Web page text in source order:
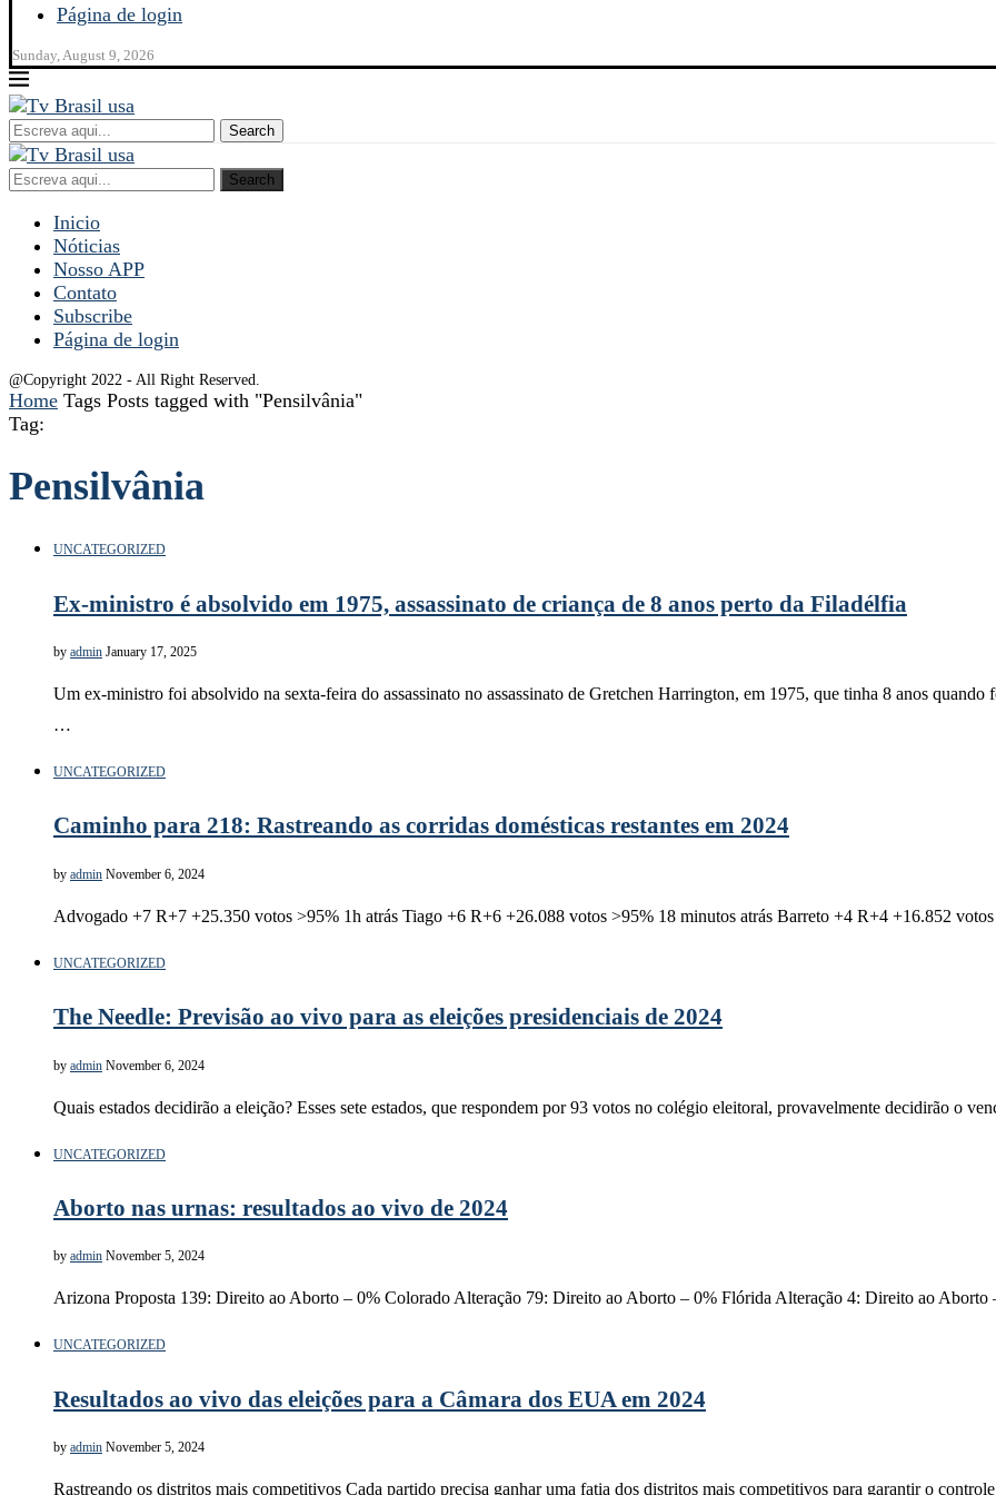
Página de login
Sunday, August 9, 2026
Search
Search
Inicio
Nóticias
Nosso APP
Contato
Subscribe
Página de login
@Copyright 2022 - All Right Reserved.
Home Tags Posts tagged with "Pensilvânia"
Tag:
Pensilvânia
UNCATEGORIZED
Ex-ministro é absolvido em 1975, assassinato de criança de 8 anos perto da Filadélfia
by admin January 17, 2025
Um ex-ministro foi absolvido na sexta-feira do assassinato no assassinato de Gretchen Harrington, em 1975, que tinha 8 anos
…
UNCATEGORIZED
Caminho para 218: Rastreando as corridas domésticas restantes em 2024
by admin November 6, 2024
Advogado +7 R+7 +25.350 votos >95% 1h atrás Tiago +6 R+6 +26.088 votos >95% 18 minutos atrás Barreto +4 R+4 +16.852
UNCATEGORIZED
The Needle: Previsão ao vivo para as eleições presidenciais de 2024
by admin November 6, 2024
Quais estados decidirão a eleição? Esses sete estados, que respondem por 93 votos no colégio eleitoral, provavelmente decidirão o
UNCATEGORIZED
Aborto nas urnas: resultados ao vivo de 2024
by admin November 5, 2024
Arizona Proposta 139: Direito ao Aborto – 0% Colorado Alteração 79: Direito ao Aborto – 0% Flórida Alteração 4: Direito ao
UNCATEGORIZED
Resultados ao vivo das eleições para a Câmara dos EUA em 2024
by admin November 5, 2024
Rastreando os distritos mais competitivos Cada partido precisa ganhar uma fatia dos distritos mais competitivos para garantir o